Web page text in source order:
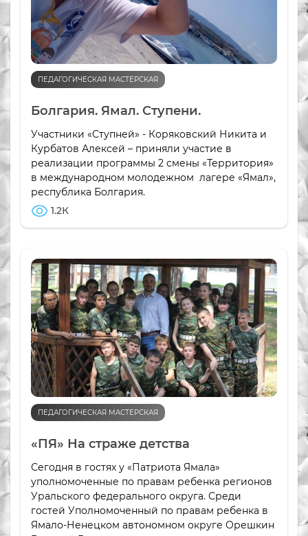
ПЕДАГОГИЧЕСКАЯ МАСТЕРСКАЯ
Болгария. Ямал. Ступени.
Участники «Ступней» - Коряковский Никита и
Курбатов Алексей – приняли участие в
реализации программы 2 смены «Территория»
в международном молодежном лагере «Ямал»,
республика Болгария.
1.2К
ПЕДАГОГИЧЕСКАЯ МАСТЕРСКАЯ
«ПЯ» На страже детства
Сегодня в гостях у «Патриота Ямала»
уполномоченные по правам ребенка регионов
Уральского федерального округа. Среди
гостей Уполномоченный по правам ребенка в
Ямало-Ненецком автономном округе Орешкин